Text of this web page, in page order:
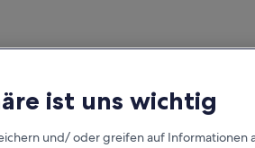
ist uns wichtig
und/ oder greifen auf Informationen